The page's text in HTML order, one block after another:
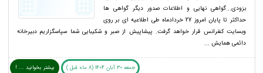
بزودی...گواهی نهایی و اطلاعات صدور دیگر گواهی ها
حداکثر تا پایان امروز 27 خردادماه طی اطلاعیه ای بر روی
وبسایت کنفرانس قرار خواهد گرفت. پیشاپیش از صبر و شکیبایی شما سپاسگزاریم دبیرخانه
دائمی همایش ...
جمعه 30 آبان 1404 (8 ماه قبل ) بیشتر بخوانید ... !